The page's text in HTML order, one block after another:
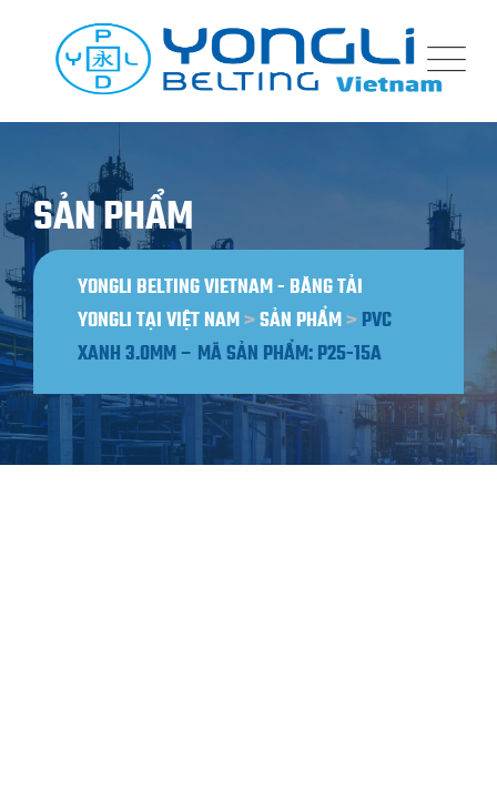
SẢN PHẨM
YONGLI BELTING VIETNAM - BĂNG TẢI
YONGLI TẠI VIỆT NAM>SẢN PHẨM>PVC
XANH 3.0MM – MÃ SẢN PHẨM: P25-15A